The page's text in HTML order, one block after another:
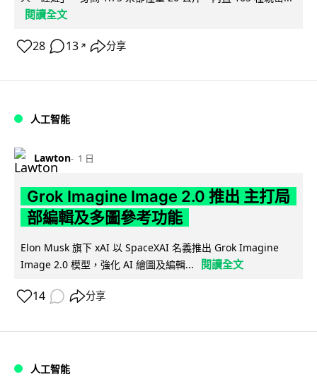
閱讀全文
28 13 ↗ 分享
人工智能
Lawton 1 日
Grok Imagine Image 2.0 推出 主打局
部編輯及多圖參考功能
Elon Musk 旗下 xAI 以 SpaceXAI 名義推出 Grok Imagine
Image 2.0 模型，強化 AI 繪圖及編輯...
閱讀全文
14 分享
人工智能